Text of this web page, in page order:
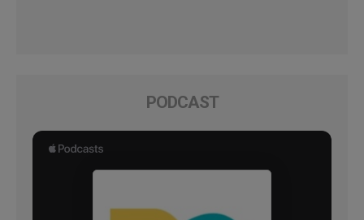
PODCAST